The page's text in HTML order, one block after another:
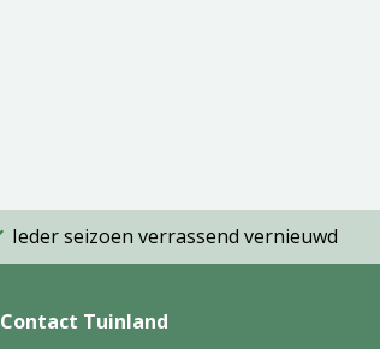
Ieder seizoen verrassend vernieuwd
Contact Tuinland